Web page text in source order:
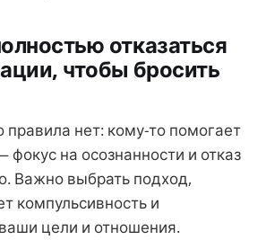
отказаться
чтобы бросить
правила нет: кому-то помогает
фокус на осознанности и отказ
Важно выбрать подход,
компульсивность и
цели и отношения.